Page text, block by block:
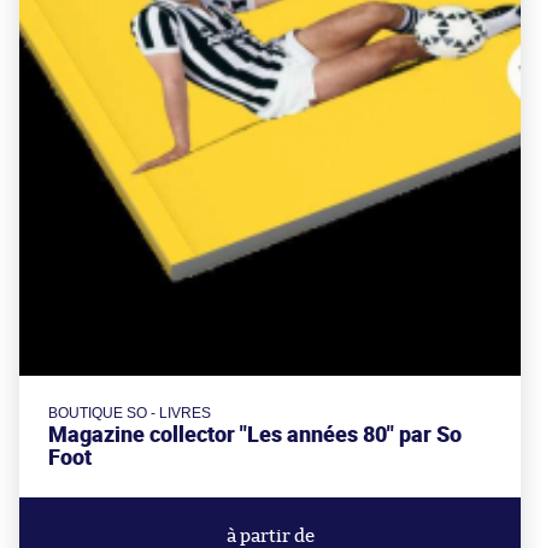
BOUTIQUE SO - LIVRES
Magazine collector "Les années 80" par So
Foot
à partir de